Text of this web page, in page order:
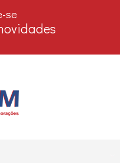
se